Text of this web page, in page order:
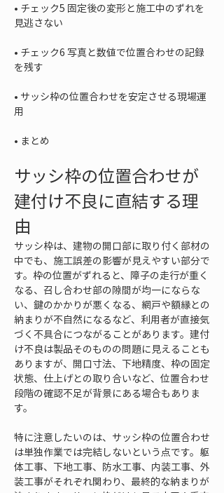
• チェック5 固定後の変形と施工中のずれを
• チェック6 写真と数値で位置合わせの記録
• サッシ枠の位置合わせを安定させる現場運
• まとめ
サッシ枠の位置合わせが
建付け不良に直結する理
由
サッシ枠は、建物の開口部に取り付く部材の
中でも、施工誤差の影響が見えやすい部分で
す。枠の位置がずれると、障子の走行が重く
なる、召し合わせ部の隙間が均一にならな
い、鍵のかかりが悪くなる、網戸や額縁との
納まりが不自然になるなど、利用者が直接気
づく不具合につながることがあります。建付
け不良は製品そのものの問題に見えることも
ありますが、開口寸法、下地精度、枠の固定
状態、仕上げとの取り合いなど、位置合わせ
段階の確認不足が背景にある場合もありま
す。
特に注意したいのは、サッシ枠の位置合わせ
は単独作業では完結しないという点です。躯
体工事、下地工事、防水工事、内装工事、外
装工事がそれぞれ関わり、最終的な納まりが